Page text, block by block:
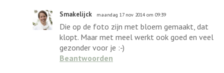
Smakelijck maandag 17 nov 2014 om 09:39
Die op de foto zijn met bloem gemaakt, dat
klopt. Maar met meel werkt ook goed en veel
gezonder voor je :-)
Beantwoorden